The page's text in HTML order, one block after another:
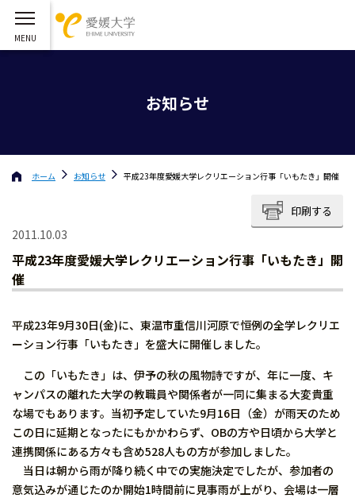
お知らせ
ホーム お知らせ 平成23年度愛媛大学レクリエーション行事「いもたき」開催
印刷する
2011.10.03
平成23年度愛媛大学レクリエーション行事「いもたき」開
催
平成23年9月30日(金)に、東温市重信川河原で恒例の全学レクリエ
ーション行事「いもたき」を盛大に開催しました。
この「いもたき」は、伊予の秋の風物詩ですが、年に一度、キ
ャンパスの離れた大学の教職員や関係者が一同に集まる大変貴重
な場でもあります。当初予定していた9月16日（金）が雨天のため
この日に延期となったにもかかわらず、OBの方や日頃から大学と
連携関係にある方々も含め528人もの方が参加しました。
当日は朝から雨が降り続く中での実施決定でしたが、参加者の
意気込みが通じたのか開始1時間前に見事雨が上がり、会場は一層